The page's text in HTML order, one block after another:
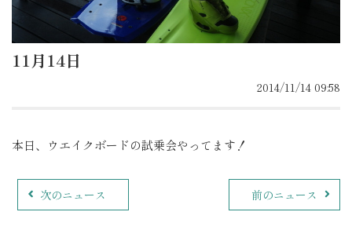
11月14日
2014/11/14 09:58
本日、ウエイクボードの試乗会やってます！
次のニュース 前のニュース